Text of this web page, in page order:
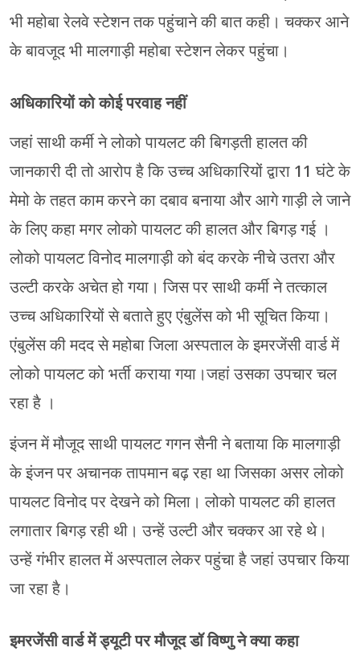
भी महोबा रेलवे स्टेशन तक पहुंचाने की बात कही। चक्कर आने
के बावजूद भी मालगाड़ी महोबा स्टेशन लेकर पहुंचा।
अधिकारियों को कोई परवाह नहीं
जहां साथी कर्मी ने लोको पायलट की बिगड़ती हालत की
जानकारी दी तो आरोप है कि उच्च अधिकारियों द्वारा 11 घंटे के
मेमो के तहत काम करने का दबाव बनाया और आगे गाड़ी ले जाने
के लिए कहा मगर लोको पायलट की हालत और बिगड़ गई ।
लोको पायलट विनोद मालगाड़ी को बंद करके नीचे उतरा और
उल्टी करके अचेत हो गया। जिस पर साथी कर्मी ने तत्काल
उच्च अधिकारियों से बताते हुए एंबुलेंस को भी सूचित किया।
एंबुलेंस की मदद से महोबा जिला अस्पताल के इमरजेंसी वार्ड में
लोको पायलट को भर्ती कराया गया।जहां उसका उपचार चल
रहा है ।
इंजन में मौजूद साथी पायलट गगन सैनी ने बताया कि मालगाड़ी
के इंजन पर अचानक तापमान बढ़ रहा था जिसका असर लोको
पायलट विनोद पर देखने को मिला। लोको पायलट की हालत
लगातार बिगड़ रही थी। उन्हें उल्टी और चक्कर आ रहे थे।
उन्हें गंभीर हालत में अस्पताल लेकर पहुंचा है जहां उपचार किया
जा रहा है।
इमरजेंसी वार्ड में ड्यूटी पर मौजूद डॉ विष्णु ने क्या कहा